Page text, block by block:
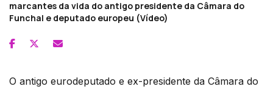
marcantes da vida do antigo presidente da Câmara do
Funchal e deputado europeu (Vídeo)
O antigo eurodeputado e ex-presidente da Câmara do